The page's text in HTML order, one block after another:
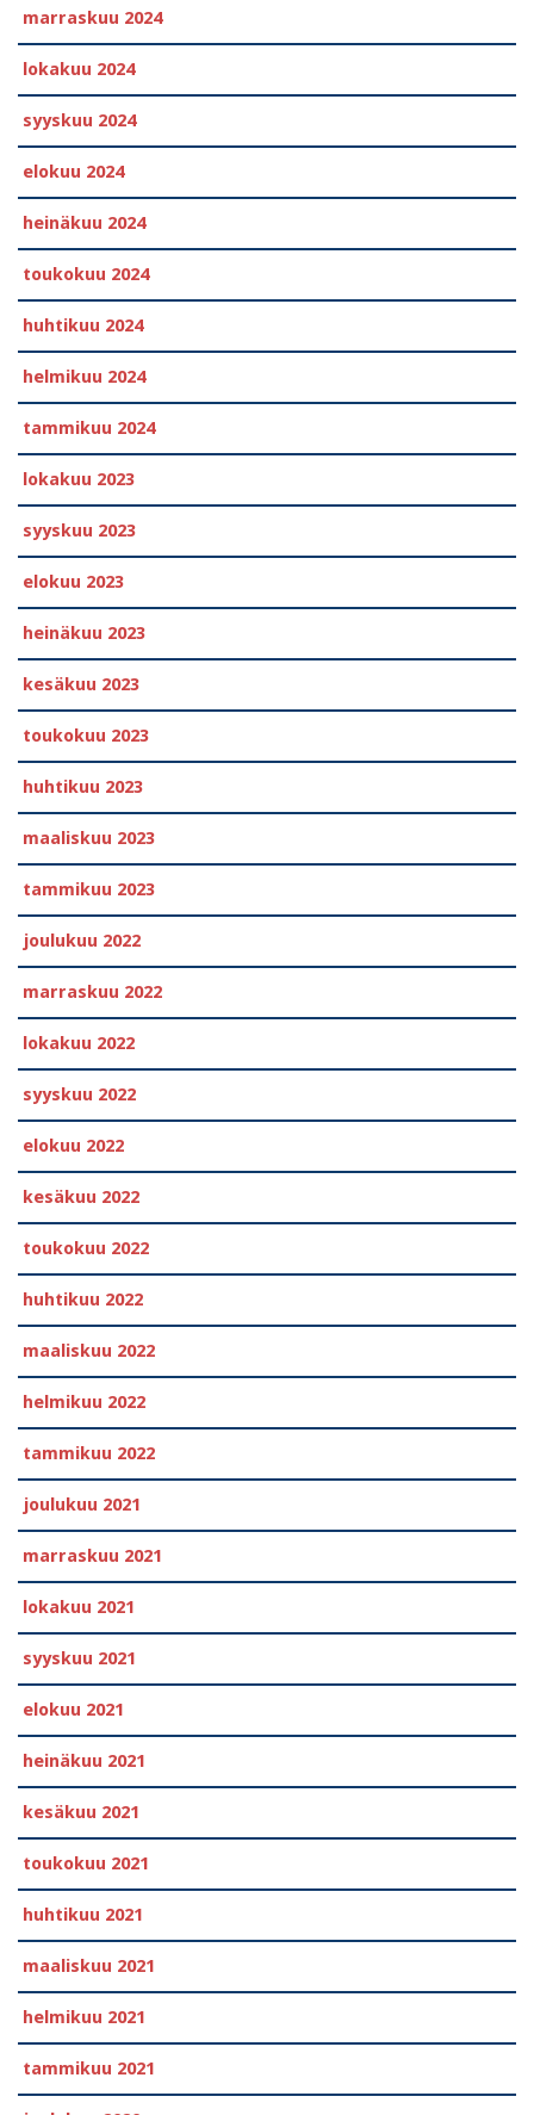
marraskuu 2024
lokakuu 2024
syyskuu 2024
elokuu 2024
heinäkuu 2024
toukokuu 2024
huhtikuu 2024
helmikuu 2024
tammikuu 2024
lokakuu 2023
syyskuu 2023
elokuu 2023
heinäkuu 2023
kesäkuu 2023
toukokuu 2023
huhtikuu 2023
maaliskuu 2023
tammikuu 2023
joulukuu 2022
marraskuu 2022
lokakuu 2022
syyskuu 2022
elokuu 2022
kesäkuu 2022
toukokuu 2022
huhtikuu 2022
maaliskuu 2022
helmikuu 2022
tammikuu 2022
joulukuu 2021
marraskuu 2021
lokakuu 2021
syyskuu 2021
elokuu 2021
heinäkuu 2021
kesäkuu 2021
toukokuu 2021
huhtikuu 2021
maaliskuu 2021
helmikuu 2021
tammikuu 2021